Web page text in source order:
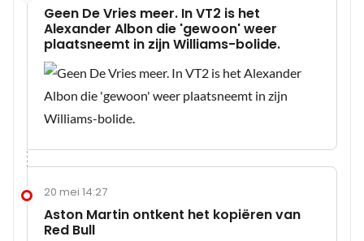
Geen De Vries meer. In VT2 is het
Alexander Albon die 'gewoon' weer
plaatsneemt in zijn Williams-bolide.
20 mei 14:27
Aston Martin ontkent het kopiëren van
Red Bull